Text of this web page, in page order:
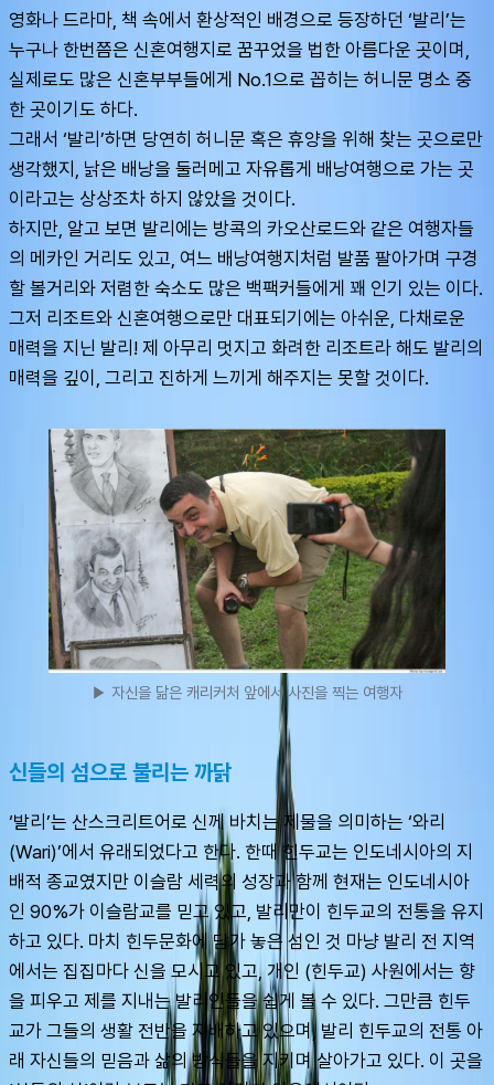
영화나 드라마, 책 속에서 환상적인 배경으로 등장하던 ‘발리’는
누구나 한번쯤은 신혼여행지로 꿈꾸었을 법한 아름다운 곳이며,
실제로도 많은 신혼부부들에게 No.1으로 꼽히는 허니문 명소 중
한 곳이기도 하다.
그래서 ‘발리’하면 당연히 허니문 혹은 휴양을 위해 찾는 곳으로만
생각했지, 낡은 배낭을 둘러메고 자유롭게 배낭여행으로 가는 곳
이라고는 상상조차 하지 않았을 것이다.
하지만, 알고 보면 발리에는 방콕의 카오산로드와 같은 여행자들
의 메카인 거리도 있고, 여느 배낭여행지처럼 발품 팔아가며 구경
할 볼거리와 저렴한 숙소도 많은 백팩커들에게 꽤 인기 있는 이다.
그저 리조트와 신혼여행으로만 대표되기에는 아쉬운, 다채로운
매력을 지닌 발리! 제 아무리 멋지고 화려한 리조트라 해도 발리의
매력을 깊이, 그리고 진하게 느끼게 해주지는 못할 것이다.
▶ 자신을 닮은 캐리커처 앞에서 사진을 찍는 여행자
신들의 섬으로 불리는 까닭
‘발리’는 산스크리트어로 신께 바치는 제물을 의미하는 ‘와리
(Wari)’에서 유래되었다고 한다. 한때 힌두교는 인도네시아의 지
배적 종교였지만 이슬람 세력의 성장과 함께 현재는 인도네시아
인 90%가 이슬람교를 믿고 있고, 발리만이 힌두교의 전통을 유지
하고 있다. 마치 힌두문화에 담가 놓은 섬인 것 마냥 발리 전 지역
에서는 집집마다 신을 모시고 있고, 개인 (힌두교) 사원에서는 향
을 피우고 제를 지내는 발리인들을 쉽게 볼 수 있다. 그만큼 힌두
교가 그들의 생활 전반을 지배하고 있으며, 발리 힌두교의 전통 아
래 자신들의 믿음과 삶의 방식들을 지키며 살아가고 있다. 이 곳을